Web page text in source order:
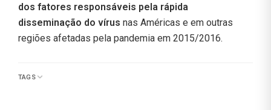
dos fatores responsáveis pela rápida
disseminação do vírus nas Américas e em outras
regiões afetadas pela pandemia em 2015/2016.
TAGS